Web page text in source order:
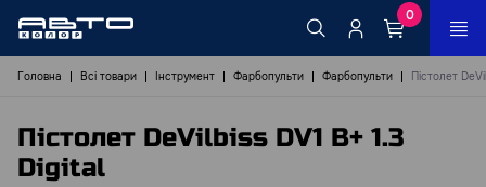
0
Головна Всі товари Інструмент Фарбопульти Фарбопульти Пістолет
Пістолет DeVilbiss DV1 B+ 1.3
Digital